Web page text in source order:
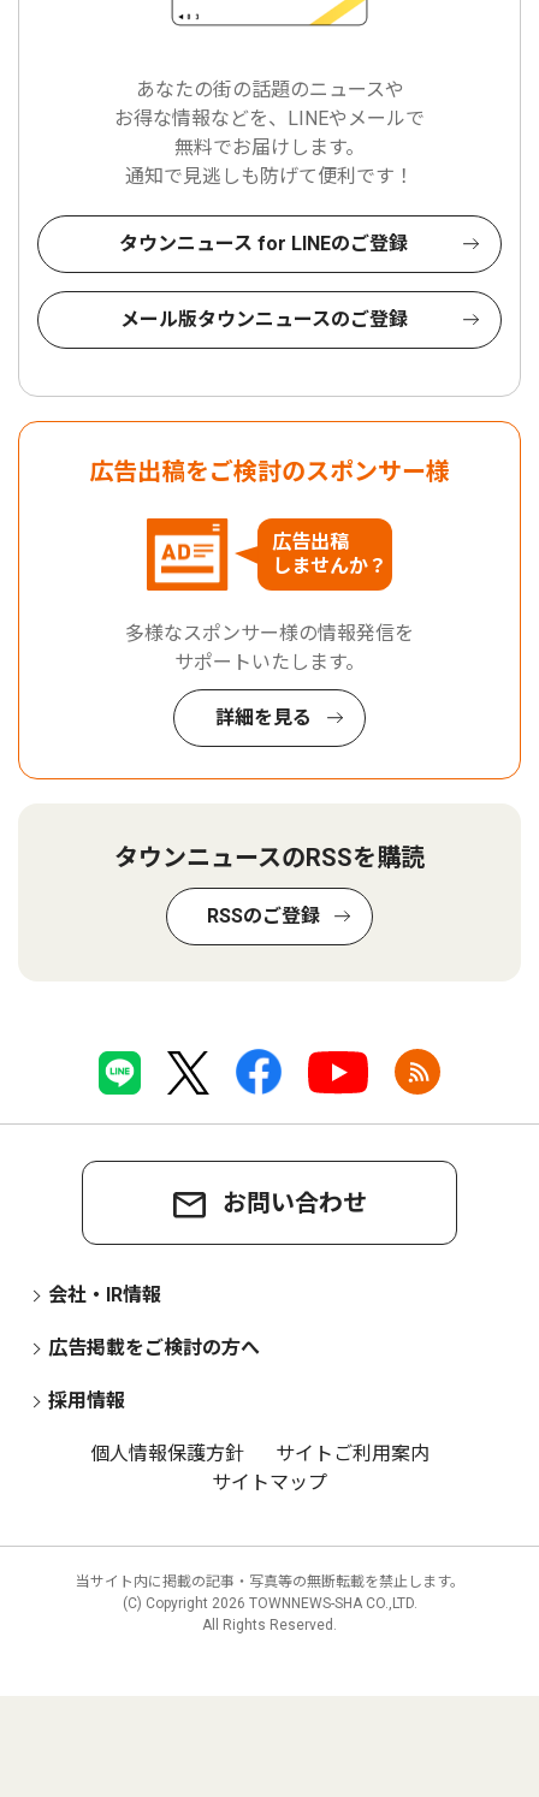
あなたの街の話題のニュースや
お得な情報などを、LINEやメールで
無料でお届けします。
通知で見逃しも防げて便利です！
タウンニュース for LINEのご登録
メール版タウンニュースのご登録
広告出稿をご検討のスポンサー様
広告出稿
しませんか？
多様なスポンサー様の情報発信を
サポートいたします。
詳細を見る
タウンニュースのRSSを購読
RSSのご登録
お問い合わせ
会社・IR情報
広告掲載をご検討の方へ
採用情報
個人情報保護方針
サイトご利用案内
サイトマップ
当サイト内に掲載の記事・写真等の無断転載を禁止します。
(C) Copyright 2026 TOWNNEWS-SHA CO.,LTD.
All Rights Reserved.